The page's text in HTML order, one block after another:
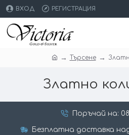
ВХОД РЕГИСТРАЦИЯ
Търсене
Златно
Поръчай на:
Безплатна доставка